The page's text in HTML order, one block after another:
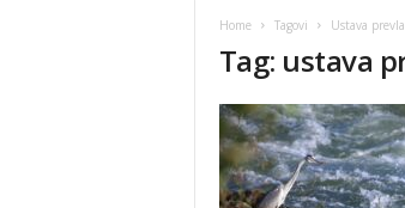
Home Tagovi Ustava
Tag: ustava